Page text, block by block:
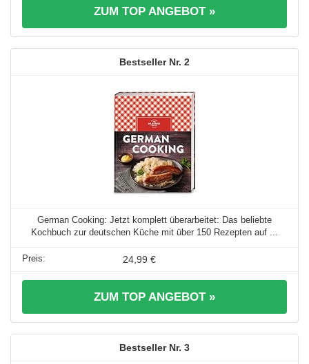
ZUM TOP ANGEBOT »
2
German Cooking: Jetzt komplett überarbeitet: Das beliebte
Kochbuch zur deutschen Küche mit über 150 Rezepten auf ...
24,99 €
ZUM TOP ANGEBOT »
3